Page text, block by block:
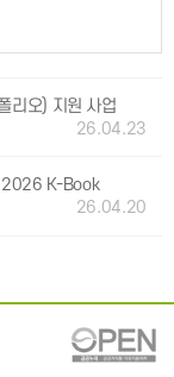
리오) 지원 사업
26.04.23
K-Book
26.04.20